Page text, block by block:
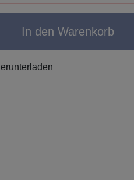
In den Warenkorb